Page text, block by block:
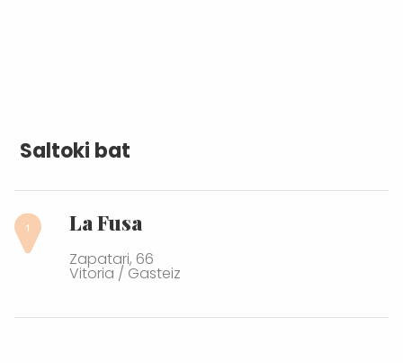
Saltoki bat
La Fusa
Zapatari, 66
Vitoria / Gasteiz